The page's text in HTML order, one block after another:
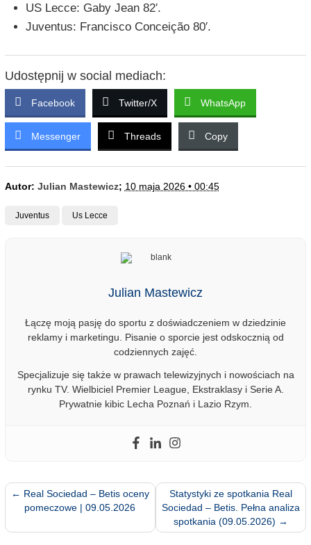
US Lecce: Gaby Jean 82′.
Juventus: Francisco Conceição 80′.
Udostępnij w social mediach:
Facebook Twitter/X WhatsApp
Messenger Threads Copy
Autor: Julian Mastewicz; 10 maja 2026 • 00:45
Juventus Us Lecce
Julian Mastewicz
Łączę moją pasję do sportu z doświadczeniem w dziedzinie
reklamy i marketingu. Pisanie o sporcie jest odskocznią od
codziennych zajęć.
Specjalizuje się także w prawach telewizyjnych i nowościach na
rynku TV. Wielbiciel Premier League, Ekstraklasy i Serie A.
Prywatnie kibic Lecha Poznań i Lazio Rzym.
← Real Sociedad – Betis oceny
pomeczowe | 09.05.2026
Statystyki ze spotkania Real
Sociedad – Betis. Pełna analiza
spotkania (09.05.2026) →